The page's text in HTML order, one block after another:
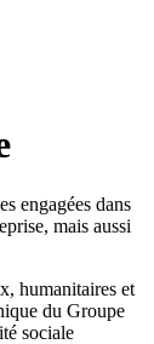
engagées dans
mais aussi
humanitaires et
du Groupe
sociale